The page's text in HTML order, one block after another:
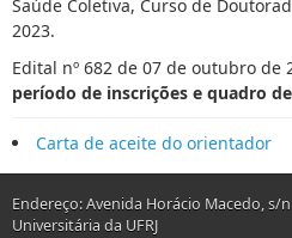
Saúde Coletiva, Curso de
2023.
Edital nº 682 de 07 de outubro de
período de inscrições e quadro
Carta de aceite do orientador
Endereço: Avenida Horácio Macedo, s/
Universitária da UFRJ